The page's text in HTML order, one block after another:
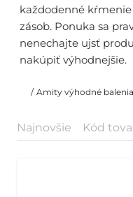
každodenné
zásob. Ponuka sa
nenechajte ujsť
nakúpiť výhodnejšie.
/ Amity výhodné balenia
Najnovšie Kód